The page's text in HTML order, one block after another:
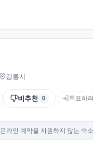
강릉시
비추천 0 투표하
온라인 예약을 지원하지 않는 숙